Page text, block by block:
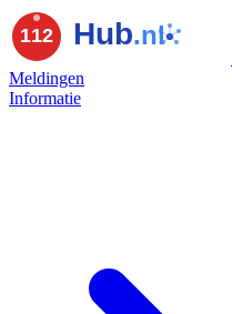
Meldingen
Informatie